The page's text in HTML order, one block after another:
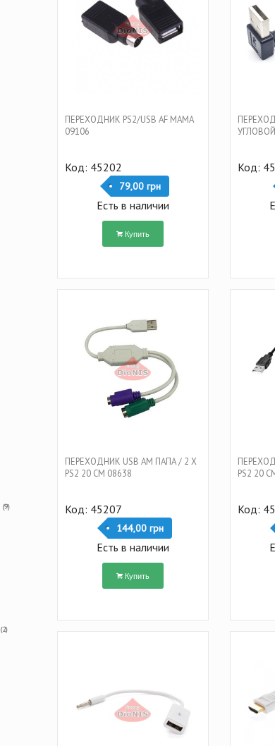
(9)
(2)
ПЕРЕХОДНИК PS2/USB AF МАМА
09106
Код: 45202
79,00 грн
Есть в наличии
Купить
Код:
ПЕРЕХОДНИК USB AM ПАПА / 2 Х
PS2 20 СМ 08638
Код: 45207
144,00 грн
Есть в наличии
Купить
PS2 20
Код: